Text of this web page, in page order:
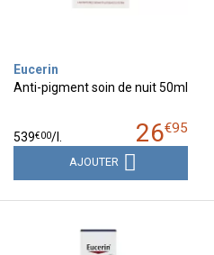
Eucerin
Anti-pigment soin de nuit 50ml
26€95
539€00/
AJOUTER